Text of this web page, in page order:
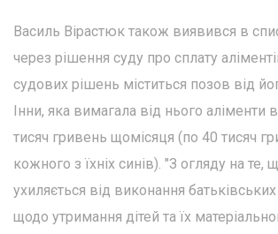
Василь Вірастюк також виявився в
через рішення суду про сплату
судових рішень міститься позов від
Інни, яка вимагала від нього аліменти
тисяч гривень щомісяця (по 40 тисяч
кожного з їхніх синів). "З огляду на те,
ухиляється від виконання
щодо утримання дітей та їх